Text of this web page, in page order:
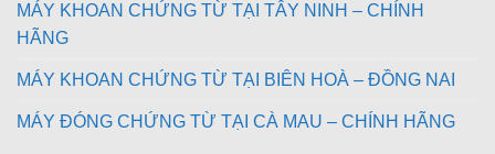
MÁY KHOAN CHỨNG TỪ TẠI TÂY NINH – CHÍNH
HÃNG
MÁY KHOAN CHỨNG TỪ TẠI BIÊN HOÀ – ĐỒNG NAI
MÁY ĐÓNG CHỨNG TỪ TẠI CÀ MAU – CHÍNH HÃNG